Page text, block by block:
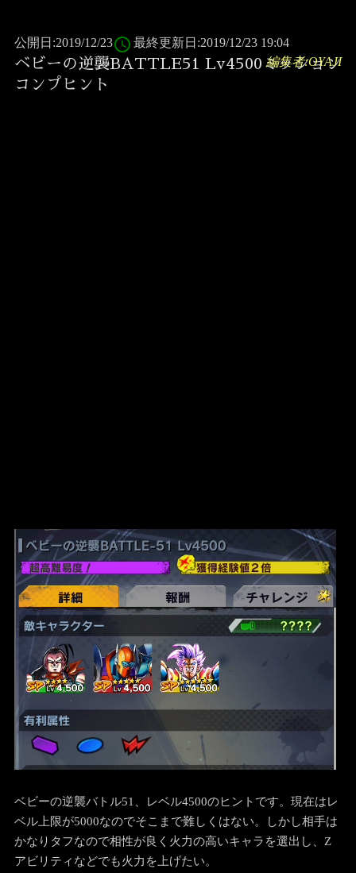
公開日:2019/12/23access_time 最終更新日:2019/12/23 19:04
ベビーの逆襲BATTLE51 Lv4500ミッション
コンプヒント
編集者:OYAJI
ベビーの逆襲バトル51、レベル4500のヒントです。現在はレ
ベル上限が5000なのでそこまで難しくはない。しかし相手は
かなりタフなので相性が良く火力の高いキャラを選出し、Z
アビリティなどでも火力を上げたい。